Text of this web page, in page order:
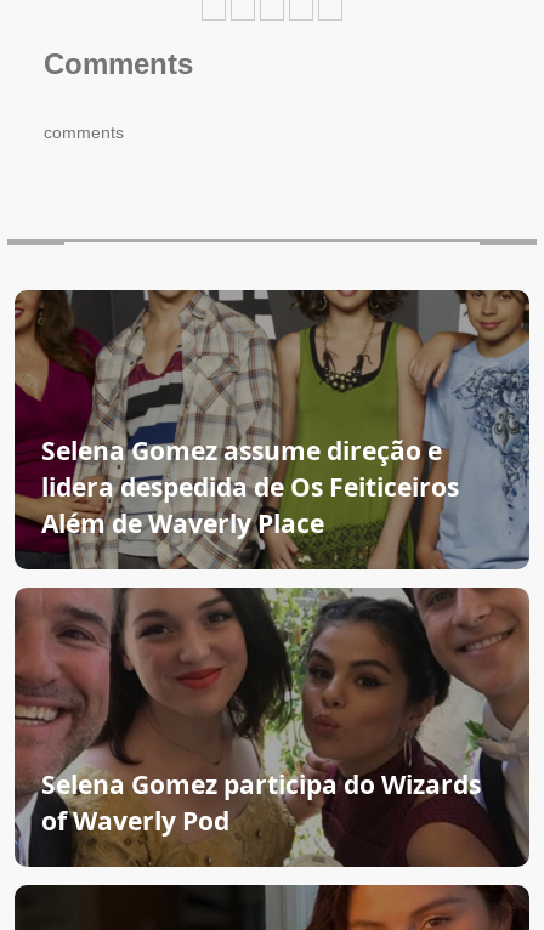
Comments
comments
Selena Gomez assume direção e
lidera despedida de Os Feiticeiros
Além de Waverly Place
Selena Gomez participa do Wizards
of Waverly Pod